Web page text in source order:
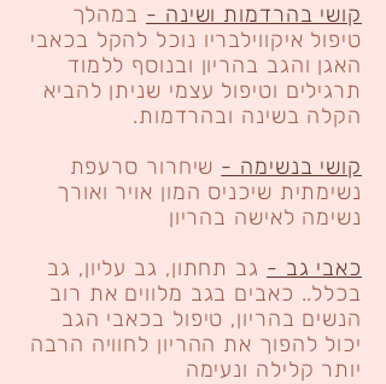
קושי בהרדמות ושינה - במהלך
טיפול איקווילבריו נוכל להקל בכאבי
האגן והגב בהריון ובנוסף ללמוד
תרגילים וטיפול עצמי שניתן להביא
הקלה בשינה ובהרדמות.
קושי בנשימה - שיחרור סרעפת
נשימתית שיכניס המון אויר ואורך
נשימה לאישה בהריון
כאבי גב - גב תחתון, גב עליון, גב
בכלל.. כאבים בגב מלווים את רוב
הנשים בהריון, טיפול בכאבי הגב
יכול להפוך את ההריון לחוויה הרבה
יותר קלילה ונעימה